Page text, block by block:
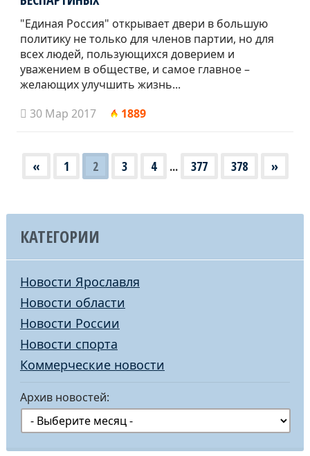
"Единая Россия" открывает двери в большую
политику не только для членов партии, но для
всех людей, пользующихся доверием и
уважением в обществе, и самое главное –
желающих улучшить жизнь...
30 Мар 2017
1889
« 1 2 3 4 ... 377 378 »
КАТЕГОРИИ
Новости Ярославля
Новости области
Новости России
Новости спорта
Коммерческие новости
Архив новостей: